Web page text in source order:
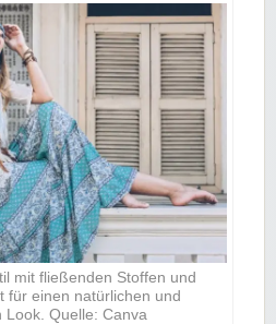
mit fließenden Stoffen und
für einen natürlichen und
Look. Quelle: Canva